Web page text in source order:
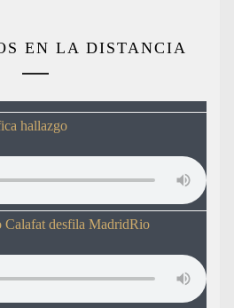
EN LA DISTANCIA
hallazgo
desfila MadridRio